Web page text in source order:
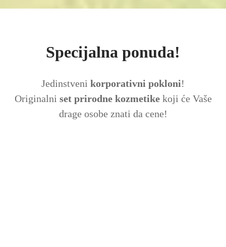
Specijalna ponuda!
Jedinstveni korporativni pokloni!
Originalni set prirodne kozmetikekoji će Vaše
drage osobe znati da cene!